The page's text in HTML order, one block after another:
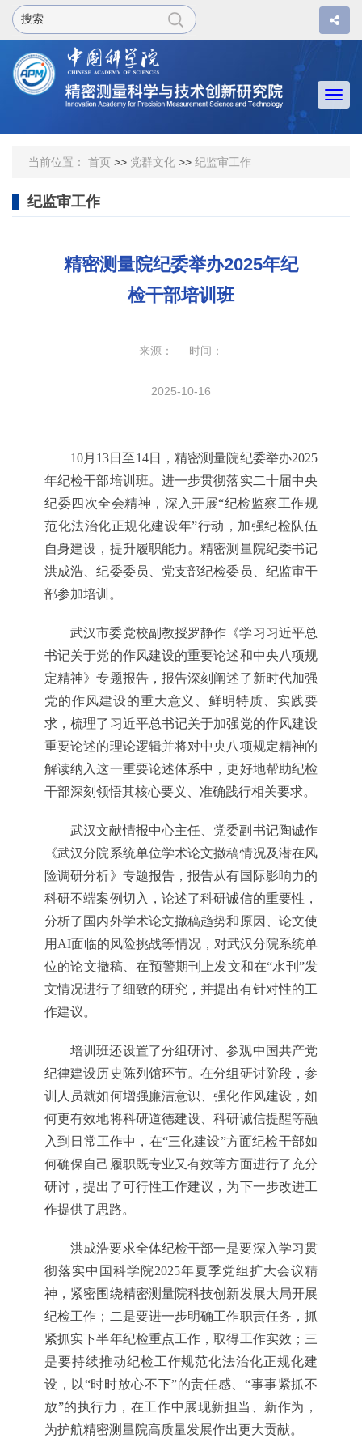
当前位置： 首页 >> 党群文化 >> 纪监审工作
纪监审工作
精密测量院纪委举办2025年纪
检干部培训班
来源： 时间：
2025-10-16
10月13日至14日，精密测量院纪委举办2025
年纪检干部培训班。进一步贯彻落实二十届中央
纪委四次全会精神，深入开展“纪检监察工作规
范化法治化正规化建设年”行动，加强纪检队伍
自身建设，提升履职能力。精密测量院纪委书记
洪成浩、纪委委员、党支部纪检委员、纪监审干
部参加培训。
武汉市委党校副教授罗静作《学习习近平总
书记关于党的作风建设的重要论述和中央八项规
定精神》专题报告，报告深刻阐述了新时代加强
党的作风建设的重大意义、鲜明特质、实践要
求，梳理了习近平总书记关于加强党的作风建设
重要论述的理论逻辑并将对中央八项规定精神的
解读纳入这一重要论述体系中，更好地帮助纪检
干部深刻领悟其核心要义、准确践行相关要求。
武汉文献情报中心主任、党委副书记陶诚作
《武汉分院系统单位学术论文撤稿情况及潜在风
险调研分析》专题报告，报告从有国际影响力的
科研不端案例切入，论述了科研诚信的重要性，
分析了国内外学术论文撤稿趋势和原因、论文使
用AI面临的风险挑战等情况，对武汉分院系统单
位的论文撤稿、在预警期刊上发文和在“水刊”发
文情况进行了细致的研究，并提出有针对性的工
作建议。
培训班还设置了分组研讨、参观中国共产党
纪律建设历史陈列馆环节。在分组研讨阶段，参
训人员就如何增强廉洁意识、强化作风建设，如
何更有效地将科研道德建设、科研诚信提醒等融
入到日常工作中，在“三化建设”方面纪检干部如
何确保自己履职既专业又有效等方面进行了充分
研讨，提出了可行性工作建议，为下一步改进工
作提供了思路。
洪成浩要求全体纪检干部一是要深入学习贯
彻落实中国科学院2025年夏季党组扩大会议精
神，紧密围绕精密测量院科技创新发展大局开展
纪检工作；二是要进一步明确工作职责任务，抓
紧抓实下半年纪检重点工作，取得工作实效；三
是要持续推动纪检工作规范化法治化正规化建
设，以“时时放心不下”的责任感、“事事紧抓不
放”的执行力，在工作中展现新担当、新作为，
为护航精密测量院高质量发展作出更大贡献。